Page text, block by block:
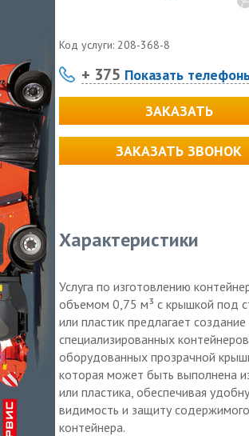
Код услуги: 208-368-8
+ 375 Показать
ЗАКАЗАТЬ
ЗАКАЗАТЬ ЗВОНОК
Характеристики
Услуга по изготовлению
объемом 0,75 м³ с крышкой под
или пластик предлагает создание
специализированных контейнеров,
оборудованных прозрачной
которая может быть выполнена
или пластика, обеспечивая
видимость и защиту содержимого
контейнера.